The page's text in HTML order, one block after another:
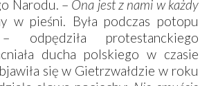
Narodu. – Ona jest z nami w każdy
w pieśni. Była podczas potopu
odpędziła protestanckiego
ducha polskiego w czasie
się w Gietrzwałdzie w roku